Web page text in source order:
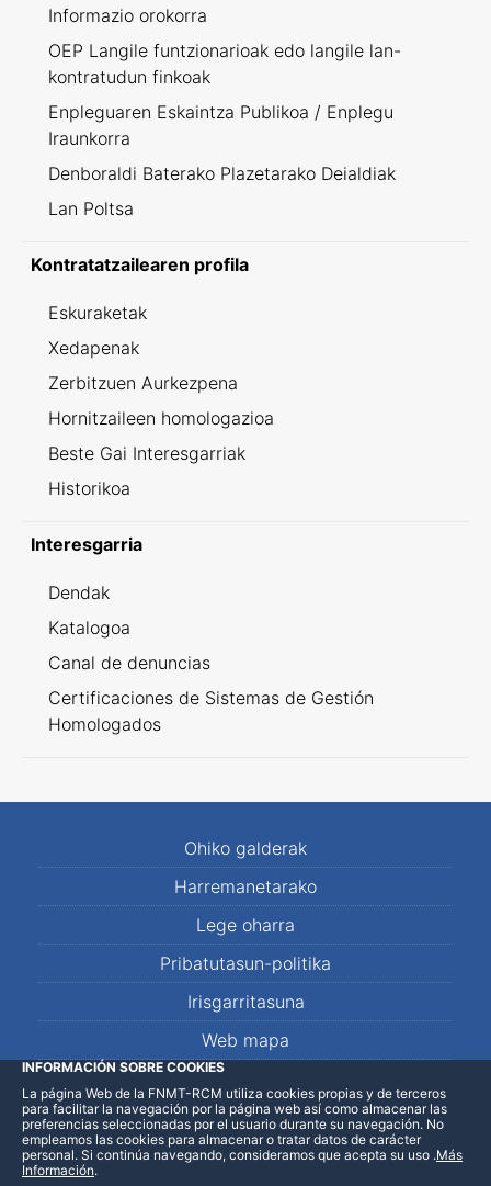
Informazio orokorra
OEP Langile funtzionarioak edo langile lan-
kontratudun finkoak
Enpleguaren Eskaintza Publikoa / Enplegu
Iraunkorra
Denboraldi Baterako Plazetarako Deialdiak
Lan Poltsa
Kontratatzailearen profila
Eskuraketak
Xedapenak
Zerbitzuen Aurkezpena
Hornitzaileen homologazioa
Beste Gai Interesgarriak
Historikoa
Interesgarria
Dendak
Katalogoa
Canal de denuncias
Certificaciones de Sistemas de Gestión
Homologados
Ohiko galderak
Harremanetarako
Lege oharra
Pribatutasun-politika
Irisgarritasuna
Web mapa
LinkedInFacebookWhatsApp
INFORMACIÓN SOBRE COOKIES
La página Web de la FNMT-RCM utiliza cookies propias y de terceros
para facilitar la navegación por la página web así como almacenar las
preferencias seleccionadas por el usuario durante su navegación. No
empleamos las cookies para almacenar o tratar datos de carácter
personal. Si continúa navegando, consideramos que acepta su uso .Más
Información.